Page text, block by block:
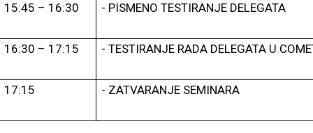
15:45 – 16:30 - PISMENO TESTIRANJE DELEGATA
16:30 – 17:15 - TESTIRANJE RADA DELEGATA U
17:15 - ZATVARANJE SEMINARA